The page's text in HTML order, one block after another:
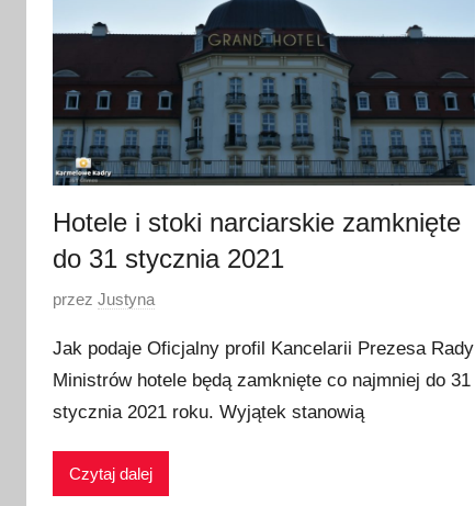
Hotele i stoki narciarskie zamknięte
do 31 stycznia 2021
O
u
b
l
o
przez Justyna
Jak podaje Oficjalny profil Kancelarii Prezesa Rady
Ministrów hotele będą zamknięte co najmniej do 31
stycznia 2021 roku. Wyjątek stanowią
Czytaj dalej